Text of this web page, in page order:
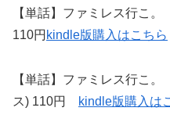
【単話】ファミレス行こ
110円 kindle版購入はこちら
【単話】ファミレス行こ
ス) 110円
kindle版購入は